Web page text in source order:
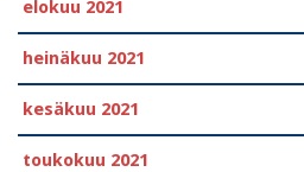
elokuu 2021
heinäkuu 2021
kesäkuu 2021
toukokuu 2021